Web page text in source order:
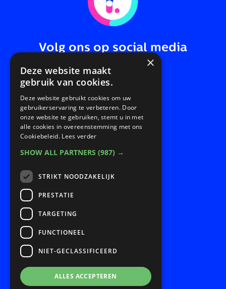
Volg ons op social media
Snel naar:
Home
Nieuws en agenda
Contact
×
Deze website maakt
gebruik van cookies.
Deze website gebruikt cookies om uw
gebruikerservaring te verbeteren. Door
onze website te gebruiken, stemt u in met
alle cookies in overeenstemming met ons
Cookiebeleid. Lees verder
SHOW ALL PARTNERS (987) →
STRIKT NOODZAKELIJK
PRESTATIE
TARGETING
FUNCTIONEEL
NIET-GECLASSIFICEERD
ALLES ACCEPTEREN